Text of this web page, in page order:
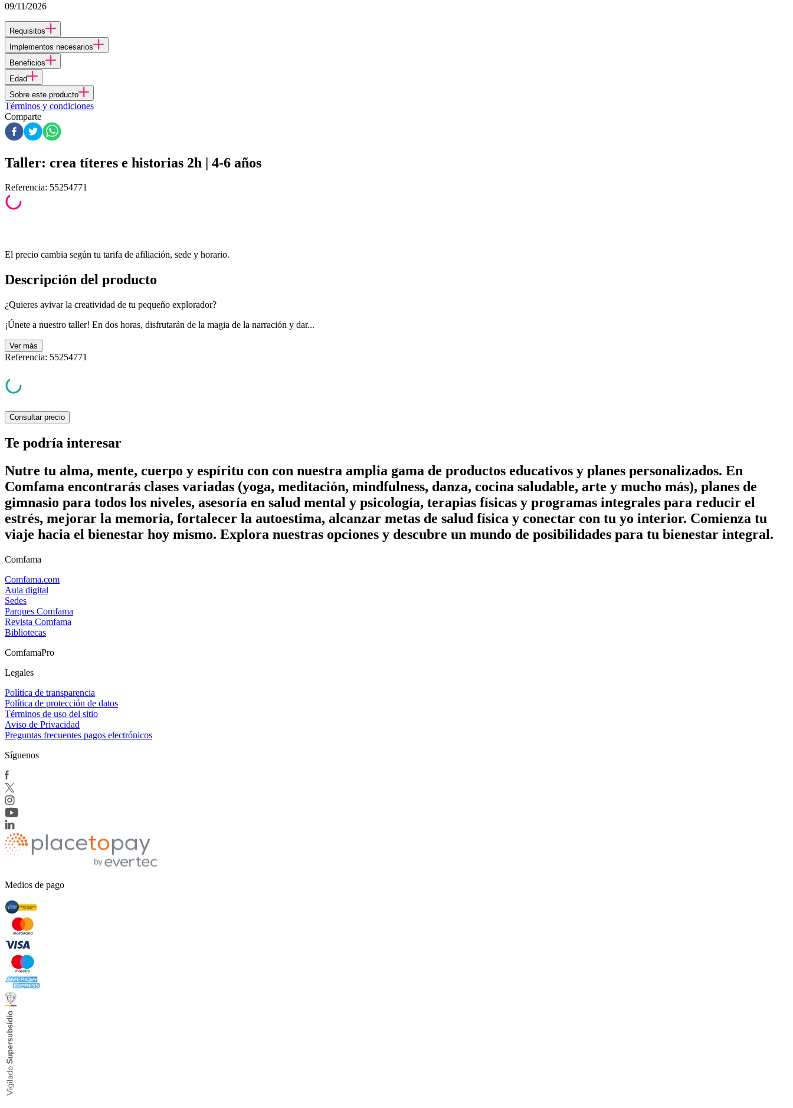
09/11/2026
Requisitos
Implementos necesarios
Beneficios
Edad
Sobre este producto
Términos y condiciones
Comparte
Taller: crea títeres e historias 2h | 4-6 años
Referencia: 55254771
El precio cambia según tu tarifa de afiliación, sede y horario.
Descripción del producto
¿Quieres avivar la creatividad de tu pequeño explorador?
¡Únete a nuestro taller! En dos horas, disfrutarán de la magia de la narración y dar...
Ver más
Referencia: 55254771
Consultar precio
Te podría interesar
Nutre tu alma, mente, cuerpo y espíritu con con nuestra amplia gama de productos educativos y planes personalizados. En
Comfama encontrarás clases variadas (yoga, meditación, mindfulness, danza, cocina saludable, arte y mucho más), planes de
gimnasio para todos los niveles, asesoría en salud mental y psicología, terapias físicas y programas integrales para reducir el
estrés, mejorar la memoria, fortalecer la autoestima, alcanzar metas de salud física y conectar con tu yo interior. Comienza tu
viaje hacia el bienestar hoy mismo. Explora nuestras opciones y descubre un mundo de posibilidades para tu bienestar integral.
Comfama
Comfama.com
Aula digital
Sedes
Parques Comfama
Revista Comfama
Bibliotecas
ComfamaPro
Legales
Política de transparencia
Política de protección de datos
Términos de uso del sitio
Aviso de Privacidad
Preguntas frecuentes pagos electrónicos
Síguenos
Medios de pago